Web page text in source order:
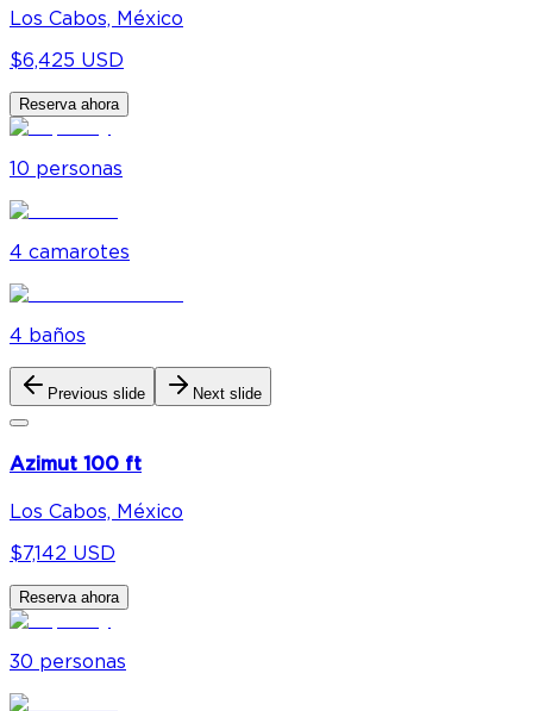
Los Cabos, México
$6,425 USD
Reserva ahora
10 personas
4 camarotes
4 baños
Previous slide Next slide
Azimut 100 ft
Los Cabos, México
$7,142 USD
Reserva ahora
30 personas